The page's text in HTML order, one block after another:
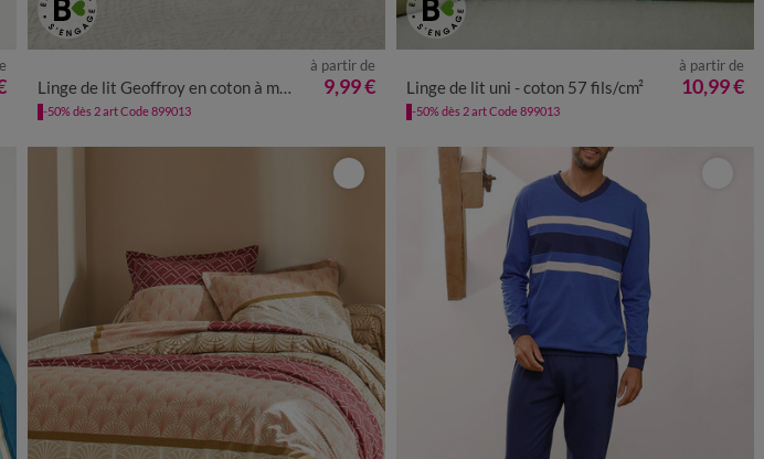
Linge de lit Geoffroy en coton à motifs graphiques
à partir de
9,99 €
-50% dès 2 art Code 899013
Linge de lit uni - coton 57 fils/cm²
à partir de
10,99 €
-50% dès 2 art Code 899013